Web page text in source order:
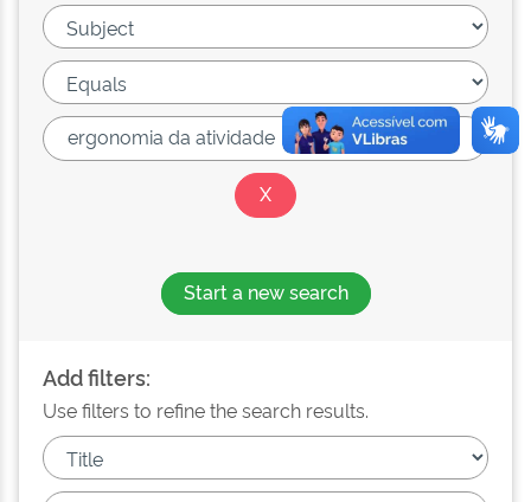
Start a new search
Add filters:
Use filters to refine the search results.